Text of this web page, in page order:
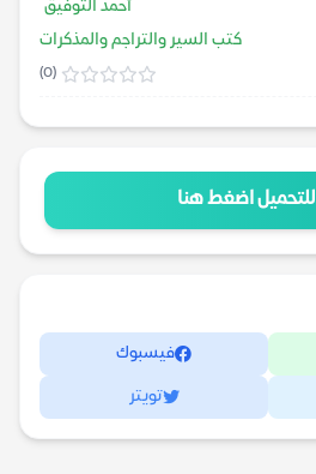
أحمد التوفيق
كتب السير والتراجم والمذكرات
(0)
للتحميل اضغط هنا
فيسبوك
تويتر